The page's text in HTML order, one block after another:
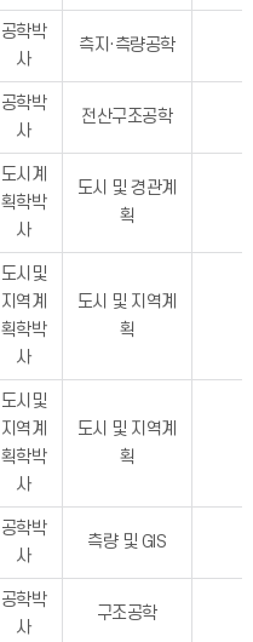
공학박
사
측지·측량공학
공학박
사
전산구조공학
도시계
획학박
사
도시 및 경관계
획
도시및
지역계
획학박
사
도시 및 지역계
획
도시및
지역계
획학박
사
도시 및 지역계
획
공학박
사
측량 및 GIS
공학박
사
구조공학